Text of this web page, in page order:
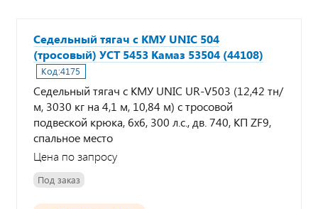
Седельный тягач с КМУ UNIC 504
(тросовый) УСТ 5453 Камаз 53504 (44108)
Код:4175
Седельный тягач с КМУ UNIC UR-V503 (12,42 тн/
м, 3030 кг на 4,1 м, 10,84 м) с тросовой
подвеской крюка, 6х6, 300 л.с., дв. 740, КП ZF9,
спальное место
Цена по запросу
Под заказ